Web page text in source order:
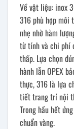
Về vật liệu: inox
316 phù hợp môi
nhẹ nhờ hàm
từ tính và chi phí
thấp. Lựa chọn
hành lẫn OPEX
thực, 316 là lựa
tiết trang trí nội
Trong hầu hết
chuẩn vàng.